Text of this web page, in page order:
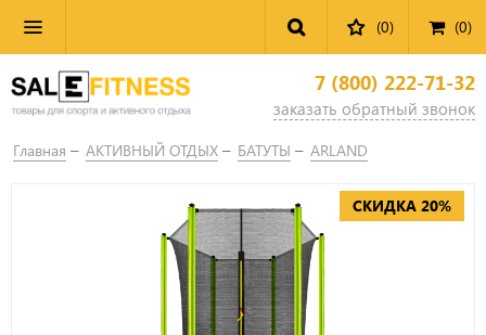
(0) (0)
7 (800) 222-71-32
заказать обратный звонок
Главная АКТИВНЫЙ ОТДЫХ БАТУТЫ ARLAND
СКИДКА 20%